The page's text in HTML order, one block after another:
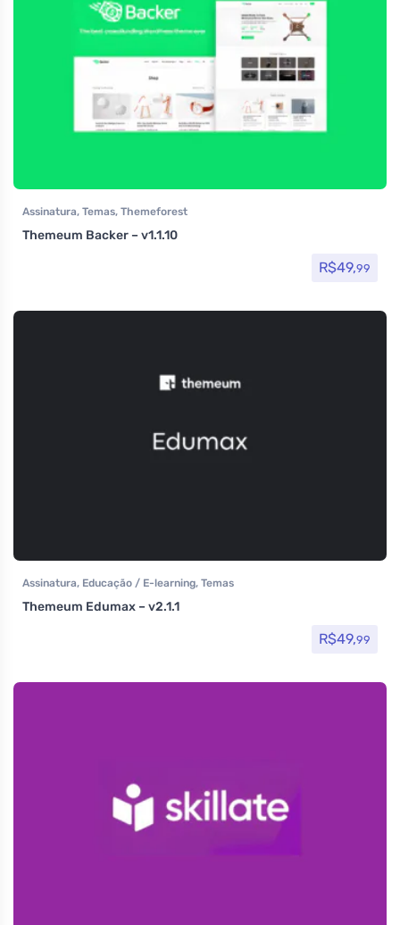
Assinatura, Temas, Themeforest
Themeum Backer – v1.1.10
R$49,99
Assinatura, Educação / E-learning, Temas
Themeum Edumax – v2.1.1
R$49,99